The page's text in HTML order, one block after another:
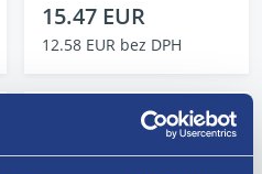
15.47 EUR
12.58 EUR bez DPH